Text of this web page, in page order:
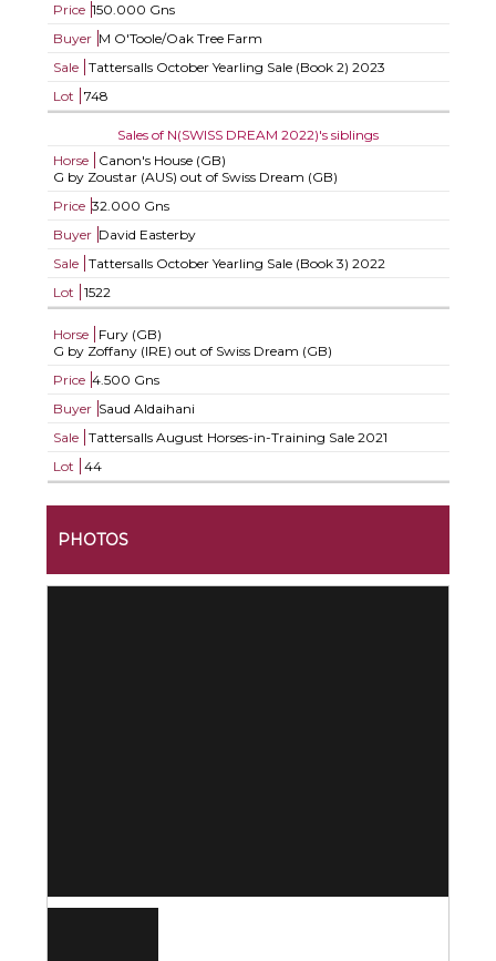
Price 150.000 Gns
Buyer M O'Toole/Oak Tree Farm
Sale
Tattersalls October Yearling Sale (Book 2) 2023
Lot
748
Sales of N(SWISS DREAM 2022)'s siblings
Horse
Canon's House (GB)
G by Zoustar (AUS) out of Swiss Dream (GB)
Price 32.000 Gns
Buyer David Easterby
Sale
Tattersalls October Yearling Sale (Book 3) 2022
Lot
1522
Horse
Fury (GB)
G by Zoffany (IRE) out of Swiss Dream (GB)
Price 4.500 Gns
Buyer Saud Aldaihani
Sale
Tattersalls August Horses-in-Training Sale 2021
Lot
44
PHOTOS